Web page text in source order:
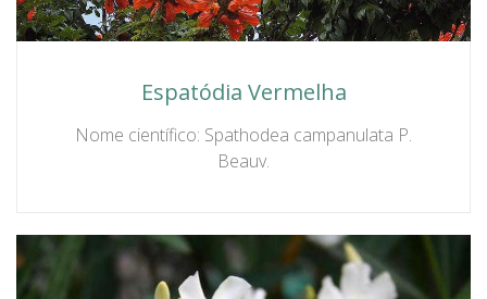
Espatódia Vermelha
Nome científico: Spathodea campanulata P.
Beauv.